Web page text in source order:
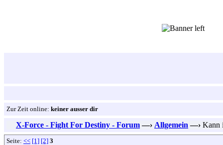
Zur Zeit online: keiner ausser dir
X-Force - Fight For Destiny - Forum —› Allgemein —› Kann
Seite: << [1] [2] 3